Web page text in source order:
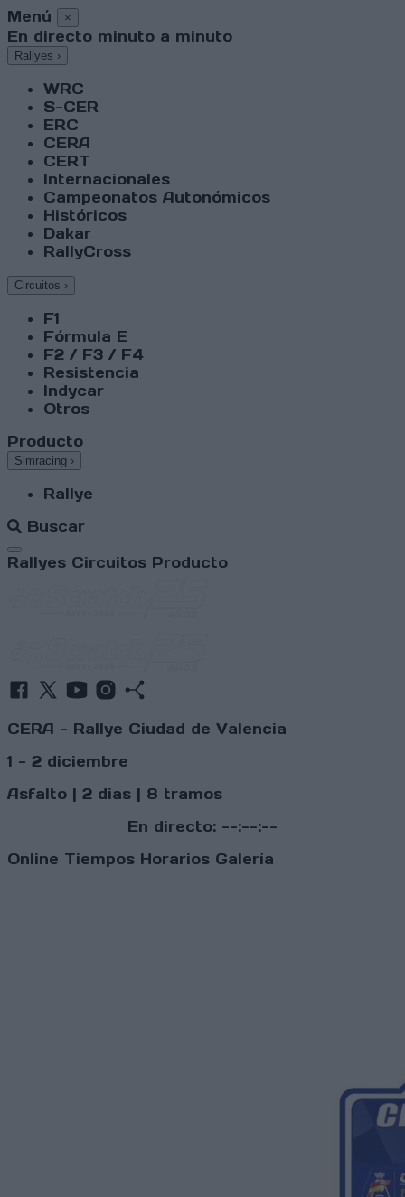
Menú ×
En directo minuto a minuto
Rallyes ›
WRC
S-CER
ERC
CERA
CERT
Internacionales
Campeonatos Autonómicos
Históricos
Dakar
RallyCross
Circuitos ›
F1
Fórmula E
F2 / F3 / F4
Resistencia
Indycar
Otros
Producto
Simracing ›
Rallye
Buscar
Abrir menú
Rallyes Circuitos Producto
CERA - Rallye Ciudad de Valencia
1 - 2 diciembre
Asfalto | 2 dias | 8 tramos
En directo: --:--:--
Online Tiempos Horarios Galería